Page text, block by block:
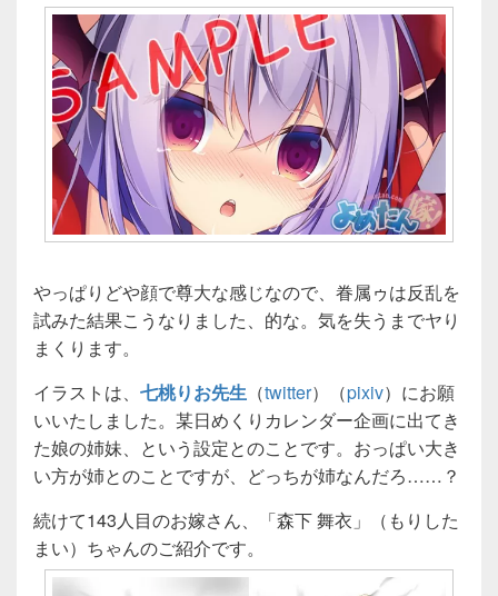
やっぱりどや顔で尊大な感じなので、眷属ゥは反乱を
試みた結果こうなりました、的な。気を失うまでヤり
まくります。
イラストは、 七桃りお先生 （twitter）（pixiv）にお願
いいたしました。某日めくりカレンダー企画に出てき
た娘の姉妹、という設定とのことです。おっぱい大き
い方が姉とのことですが、どっちが姉なんだろ……？
続けて143人目のお嫁さん、「森下 舞衣」（もりした
まい）ちゃんのご紹介です。